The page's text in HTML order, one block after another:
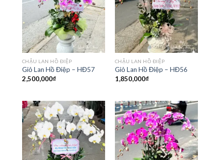
CHẬU LAN HỒ ĐIỆP
Giỏ Lan Hồ Điệp – HĐ57
2,500,000₫
CHẬU LAN HỒ ĐIỆP
Giỏ Lan Hồ Điệp – HĐ56
1,850,000₫